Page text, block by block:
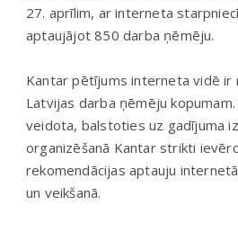
27. aprīlim, ar interneta
aptaujājot 850 darba ņēmēju.
Kantar pētījums interneta vidē
Latvijas darba ņēmēju
veidota, balstoties uz gadījuma
organizēšanā Kantar strikti
rekomendācijas aptauju
un veikšanā.